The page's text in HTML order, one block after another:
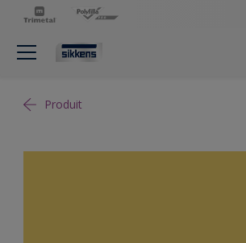
Produit